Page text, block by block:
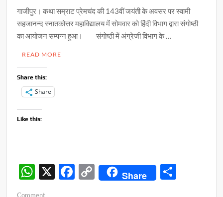
गाजीपुर। कथा सम्राट प्रेमचंद की 143वीं जयंती के अवसर पर स्वामी
सहजानन्द स्नातकोत्तर महाविद्यालय में सोमवार को हिंदी विभाग द्वारा संगोष्ठी
का आयोजन सम्पन्न हुआ। संगोष्ठी में अंग्रेजी विभाग के …
READ MORE
Share this:
Share
Like this:
W
h
X
F
C
o
Share
Commenton